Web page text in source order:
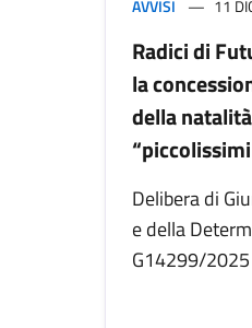
AVVISI 11
Radici di
la
della
Delibera di
e della
G14299/2025